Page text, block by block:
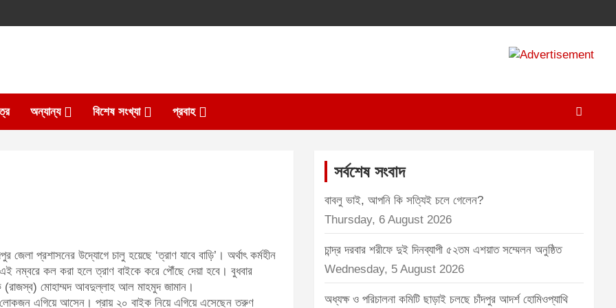
A
m
n
অন্যান্য বিশেষ সংখ্যা প্রবাহ
প্রশাসনের উদ্যোগে চালু হয়েছে ‘ত্রাণ যাবে বাড়ি’। অর্থাৎ কর্মহীন
কল করা হলে ত্রাণ বাইকে করে পৌঁছে দেয়া হবে। বুধবার
(রাজস্ব) মোহাম্মদ আবদুল্লাহ আল মাহমুদ জামান।
লোকজন এগিয়ে আসেন। প্রায় ২০ বাইক নিয়ে এগিয়ে এসেছেন তরুণ
সর্বশেষ সংবাদ
বাবলু ভাই, আপনি কি সত্যিই চলে গেলেন?
Thursday, 6 August 2026
চান্দ্র দরবার শরীফে দুই দিনব্যাপী ৫২তম এশয়াত সম্মেলন অনুষ্ঠিত
Wednesday, 5 August 2026
অধ্যক্ষ ও পরিচালনা কমিটি ছাড়াই চলছে চাঁদপুর আদর্শ হোমিওপ্যাথি